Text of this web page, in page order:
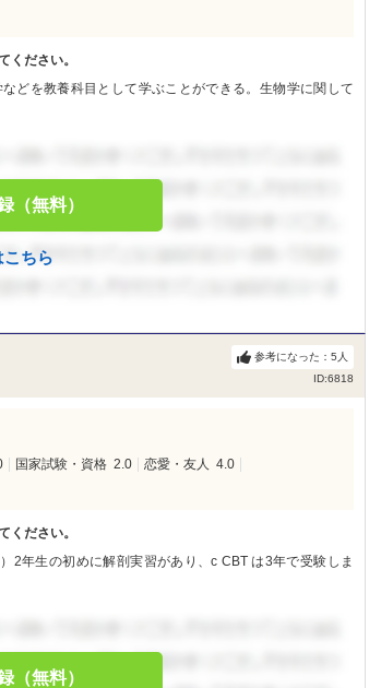
ください。
どを教養科目として学ぶことができる。生物学に関して
（無料）
こちら
ID:6818
参考になった： 5 人
国家試験・資格 2.0 恋愛・友人 4.0
ください。
2年生の初めに解剖実習があり、c CBT は3年で受験しま
（無料）